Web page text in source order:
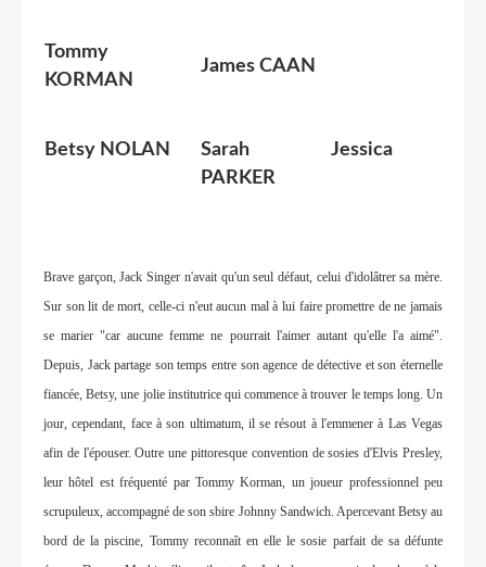
Tommy
KORMAN
James CAAN
Betsy NOLAN
Sarah Jessica
PARKER
Brave garçon, Jack Singer n'avait qu'un seul défaut, celui d'idolâtrer sa mère.
Sur son lit de mort, celle-ci n'eut aucun mal à lui faire promettre de ne jamais
se marier "car aucune femme ne pourrait l'aimer autant qu'elle l'a aimé".
Depuis, Jack partage son temps entre son agence de détective et son éternelle
fiancée, Betsy, une jolie institutrice qui commence à trouver le temps long. Un
jour, cependant, face à son ultimatum, il se résout à l'emmener à Las Vegas
afin de l'épouser. Outre une pittoresque convention de sosies d'Elvis Presley,
leur hôtel est fréquenté par Tommy Korman, un joueur professionnel peu
scrupuleux, accompagné de son sbire Johnny Sandwich. Apercevant Betsy au
bord de la piscine, Tommy reconnaît en elle le sosie parfait de sa défunte